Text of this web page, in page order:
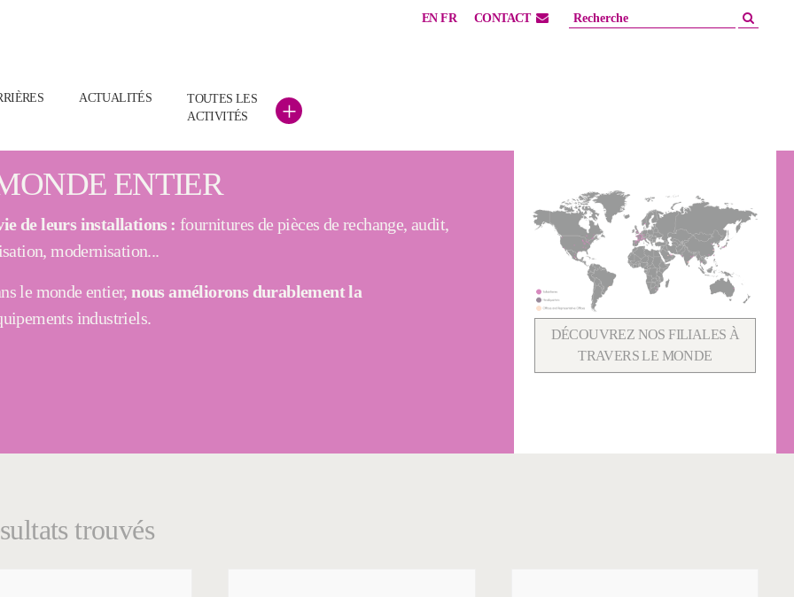
EN FR CONTACT
ACTUALITÉS
TOUTES LES
ACTIVITÉS
+
ENTIER
de leurs installations : fournitures de pièces de rechange, audit,
modernisation...
le monde entier,nous améliorons durablement la
industriels.
DÉCOUVREZ NOS FILIALES À
TRAVERS LE MONDE
trouvés